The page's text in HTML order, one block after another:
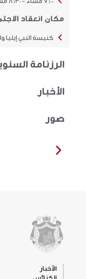
مكان انعقاد
كنيسة النبي إيليا
الرزنامة
الأخبار
صور
الأخبار